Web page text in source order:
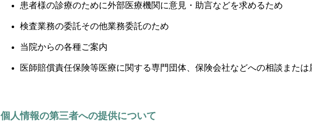
患者様の診療のために外部医療機関に意見・助言などを求めるため
検査業務の委託その他業務委託のため
当院からの各種ご案内
医師賠償責任保険等医療に関する専門団体、保険会社などへの相談または
個人情報の第三者への提供について